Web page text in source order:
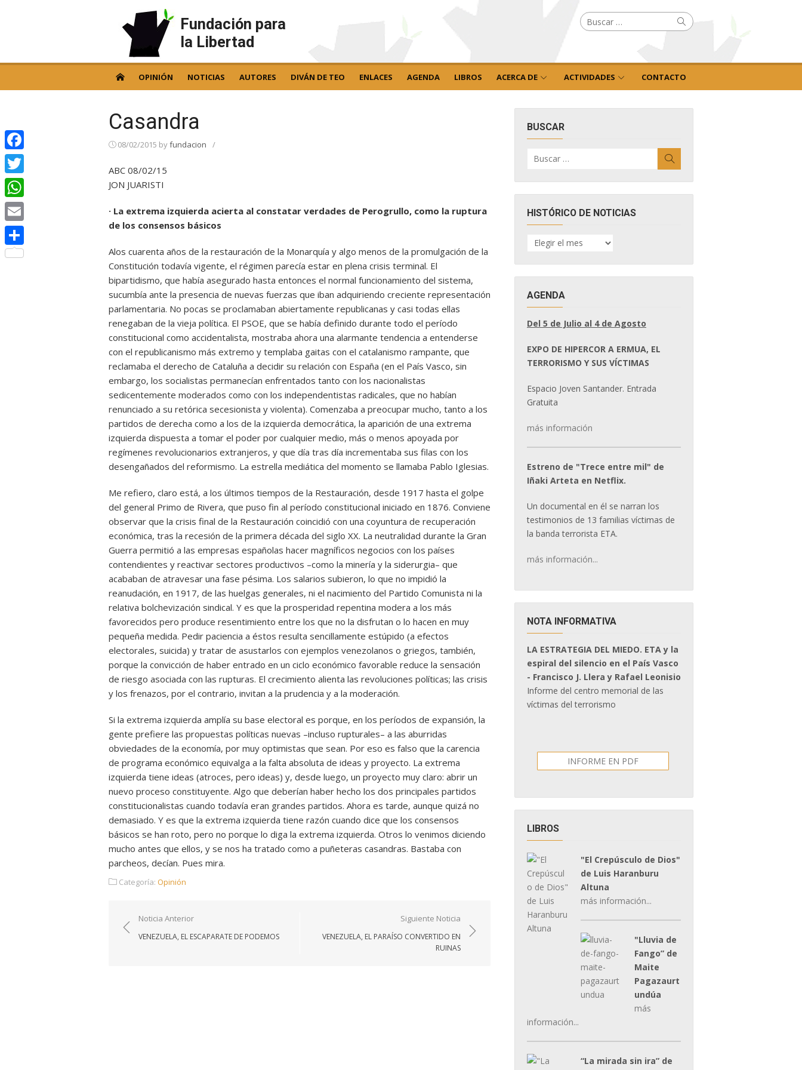
Fundación para
la Libertad
Buscar
por: Buscar
OPINIÓN NOTICIAS AUTORES DIVÁN DE TEO ENLACES AGENDA LIBROS ACERCA DE ACTIVIDADES CONTACTO
Casandra
08/02/2015 byfundacion /
ABC 08/02/15
JON JUARISTI
· La extrema izquierda acierta al constatar verdades de Perogrullo, como la ruptura
de los consensos básicos
Alos cuarenta años de la restauración de la Monarquía y algo menos de la promulgación de la
Constitución todavía vigente, el régimen parecía estar en plena crisis terminal. El
bipartidismo, que había asegurado hasta entonces el normal funcionamiento del sistema,
sucumbía ante la presencia de nuevas fuerzas que iban adquiriendo creciente representación
parlamentaria. No pocas se proclamaban abiertamente republicanas y casi todas ellas
renegaban de la vieja política. El PSOE, que se había definido durante todo el período
constitucional como accidentalista, mostraba ahora una alarmante tendencia a entenderse
con el republicanismo más extremo y templaba gaitas con el catalanismo rampante, que
reclamaba el derecho de Cataluña a decidir su relación con España (en el País Vasco, sin
embargo, los socialistas permanecían enfrentados tanto con los nacionalistas
sedicentemente moderados como con los independentistas radicales, que no habían
renunciado a su retórica secesionista y violenta). Comenzaba a preocupar mucho, tanto a los
partidos de derecha como a los de la izquierda democrática, la aparición de una extrema
izquierda dispuesta a tomar el poder por cualquier medio, más o menos apoyada por
regímenes revolucionarios extranjeros, y que día tras día incrementaba sus filas con los
desengañados del reformismo. La estrella mediática del momento se llamaba Pablo Iglesias.
Me refiero, claro está, a los últimos tiempos de la Restauración, desde 1917 hasta el golpe
del general Primo de Rivera, que puso fin al período constitucional iniciado en 1876. Conviene
observar que la crisis final de la Restauración coincidió con una coyuntura de recuperación
económica, tras la recesión de la primera década del siglo XX. La neutralidad durante la Gran
Guerra permitió a las empresas españolas hacer magníficos negocios con los países
contendientes y reactivar sectores productivos –como la minería y la siderurgia– que
acababan de atravesar una fase pésima. Los salarios subieron, lo que no impidió la
reanudación, en 1917, de las huelgas generales, ni el nacimiento del Partido Comunista ni la
relativa bolchevización sindical. Y es que la prosperidad repentina modera a los más
favorecidos pero produce resentimiento entre los que no la disfrutan o lo hacen en muy
pequeña medida. Pedir paciencia a éstos resulta sencillamente estúpido (a efectos
electorales, suicida) y tratar de asustarlos con ejemplos venezolanos o griegos, también,
porque la convicción de haber entrado en un ciclo económico favorable reduce la sensación
de riesgo asociada con las rupturas. El crecimiento alienta las revoluciones políticas; las crisis
y los frenazos, por el contrario, invitan a la prudencia y a la moderación.
Si la extrema izquierda amplía su base electoral es porque, en los períodos de expansión, la
gente prefiere las propuestas políticas nuevas –incluso rupturales– a las aburridas
obviedades de la economía, por muy optimistas que sean. Por eso es falso que la carencia
de programa económico equivalga a la falta absoluta de ideas y proyecto. La extrema
izquierda tiene ideas (atroces, pero ideas) y, desde luego, un proyecto muy claro: abrir un
nuevo proceso constituyente. Algo que deberían haber hecho los dos principales partidos
constitucionalistas cuando todavía eran grandes partidos. Ahora es tarde, aunque quizá no
demasiado. Y es que la extrema izquierda tiene razón cuando dice que los consensos
básicos se han roto, pero no porque lo diga la extrema izquierda. Otros lo venimos diciendo
mucho antes que ellos, y se nos ha tratado como a puñeteras casandras. Bastaba con
parcheos, decían. Pues mira.
Categoría: Opinión
Navegación
de
Noticia Anterior
VENEZUELA, EL ESCAPARATE DE PODEMOS
Siguiente Noticia
VENEZUELA, EL PARAÍSO CONVERTIDO EN
RUINAS
BUSCAR
por:
HISTÓRICO DE NOTICIAS
HISTÓRICO
DE
AGENDA
Del 5 de Julio al 4 de Agosto
EXPO DE HIPERCOR A ERMUA, EL
TERRORISMO Y SUS VÍCTIMAS
Espacio Joven Santander. Entrada
Gratuita
más información
Estreno de "Trece entre mil" de
Iñaki Arteta en Netflix.
Un documental en él se narran los
testimonios de 13 familias víctimas de
la banda terrorista ETA.
más información...
NOTA INFORMATIVA
LA ESTRATEGIA DEL MIEDO. ETA y la
espiral del silencio en el País Vasco
- Francisco J. Llera y Rafael Leonisio
Informe del centro memorial de las
víctimas del terrorismo
INFORME EN PDF
LIBROS
"El Crepúsculo de Dios"
de Luis Haranburu
Altuna
más información...
"Lluvia de
Fango” de
Maite
Pagazaurt
undúa
más
información...
“La mirada sin ira” de
Facebook
Twitter
WhatsApp
Email
Compartir